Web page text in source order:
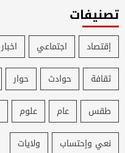
تصنيفات
إقتصاد اجتماعي اخبار
ثقافة
حوادث حوار
طقس
عام علوم
نعي وإحتساب
ولايات